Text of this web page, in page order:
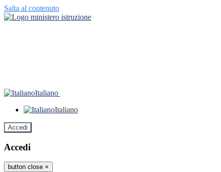
Salta al contenuto
Italiano
Italiano
Accedi
Accedi
button close ×